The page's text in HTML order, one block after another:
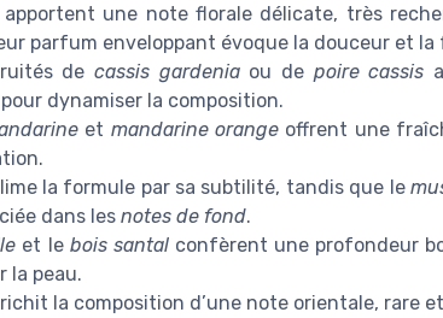
apportent une note florale délicate, très
parfum enveloppant évoque la douceur et la
de cassis gardeniaou de poire cassis
dynamiser la composition.
et mandarine orange offrent une
la formule par sa subtilité, tandis que le
dans les notes de fond.
et le bois santalconfèrent une profondeur
la peau.
la composition d’une note orientale, rare